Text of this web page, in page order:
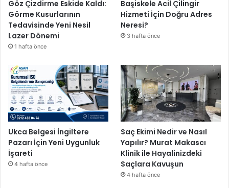
Göz Çizdirme Eskide Kaldı:
Görme Kusurlarının
Tedavisinde Yeni Nesil
Lazer Dönemi
1 hafta önce
Başiskele Acil Çilingir
Hizmeti İçin Doğru Adres
Neresi?
3 hafta önce
Ukca Belgesi İngiltere
Pazarı İçin Yeni Uygunluk
İşareti
4 hafta önce
Saç Ekimi Nedir ve Nasıl
Yapılır? Murat Makascı
Klinik ile Hayalinizdeki
Saçlara Kavuşun
4 hafta önce